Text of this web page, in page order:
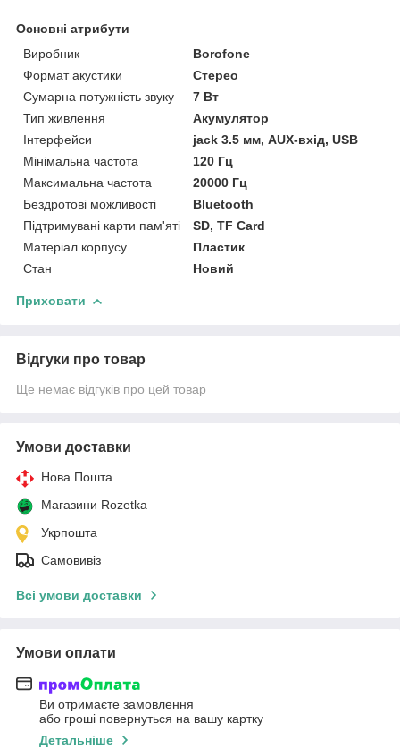
Основні атрибути
Виробник
Borofone
Формат акустики
Стерео
Сумарна потужність звуку
7 Вт
Тип живлення
Акумулятор
Інтерфейси
jack 3.5 мм, AUX-вхід, USB
Мінімальна частота
120 Гц
Максимальна частота
20000 Гц
Бездротові можливості
Bluetooth
Підтримувані карти пам'яті
SD, TF Card
Матеріал корпусу
Пластик
Стан
Новий
Приховати
Відгуки про товар
Ще немає відгуків про цей товар
Умови доставки
Нова Пошта
Магазини Rozetka
Укрпошта
Самовивіз
Всі умови доставки
Умови оплати
Ви отримаєте замовлення
або гроші повернуться на вашу картку
Детальніше